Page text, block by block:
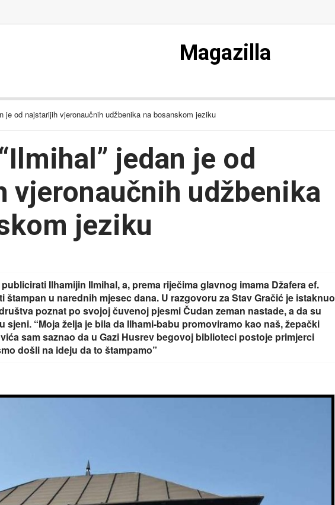
Magazilla
je od najstarijih vjeronaučnih udžbenika na bosanskom jeziku
jedan je od
vjeronaučnih udžbenika
jeziku
Ilhamijin Ilmihal, a, prema riječima glavnog imama Džafera ef.
štampan u narednih mjesec dana. U razgovoru za Stav Gračić je istaknuo
poznat po svojoj čuvenoj pjesmi Čudan zeman nastade, a da su
sjeni. “Moja želja je bila da Ilhami-babu promoviramo kao naš, žepački
sam saznao da u Gazi Husrev begovoj biblioteci postoje primjerci
došli na ideju da to štampamo”